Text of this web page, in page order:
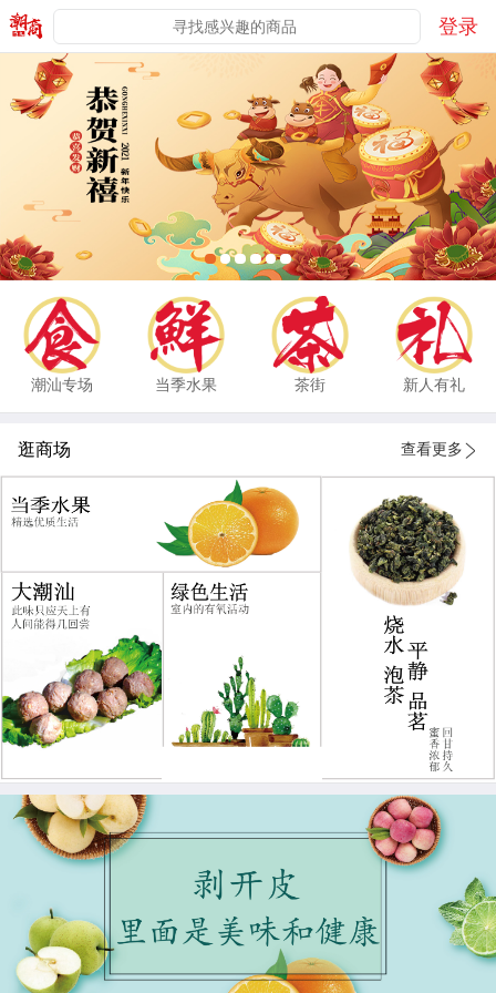
登录
潮汕专场 当季水果 茶街 新人有礼
逛商场 查看更多